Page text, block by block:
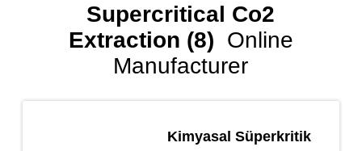
Supercritical Co2
Extraction (8) Online
Manufacturer
Kimyasal Süperkritik